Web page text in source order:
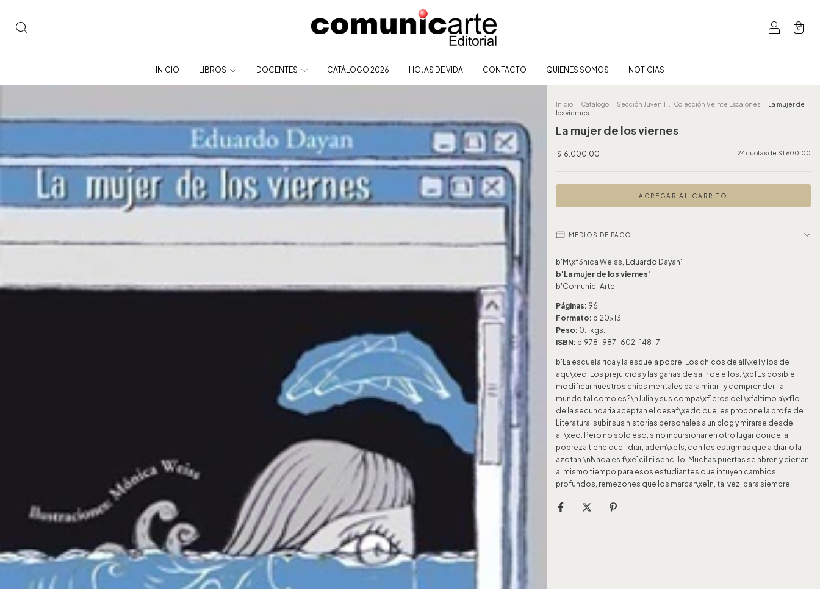
0
INICIO LIBROS DOCENTES CATÁLOGO 2026 HOJAS DE VIDA CONTACTO QUIENES SOMOS NOTICIAS
Inicio Catalogo Sección Juvenil Colección Veinte Escalones
La mujer de
los viernes
La mujer de los viernes
$16.000,00 24cuotas de $1.600,00
MEDIOS DE PAGO
b'M\xf3nica Weiss, Eduardo Dayan'
b'La mujer de los viernes'
b'Comunic-Arte'
Páginas: 96
Formato: b'20x13'
Peso: 0.1 kgs.
ISBN: b'978-987-602-148-7'
b'La escuela rica y la escuela pobre. Los chicos de all\xe1 y los de
aqu\xed. Los prejuicios y las ganas de salir de ellos. \xbfEs posible
modificar nuestros chips mentales para mirar -y comprender- al
mundo tal como es?\nJulia y sus compa\xf1eros del \xfaltimo a\xf1o
de la secundaria aceptan el desaf\xedo que les propone la profe de
Literatura: subir sus historias personales a un blog y mirarse desde
all\xed. Pero no solo eso, sino incursionar en otro lugar donde la
pobreza tiene que lidiar, adem\xe1s, con los estigmas que a diario la
azotan.\nNada es f\xe1cil ni sencillo. Muchas puertas se abren y cierran
al mismo tiempo para esos estudiantes que intuyen cambios
profundos, remezones que los marcar\xe1n, tal vez, para siempre.'